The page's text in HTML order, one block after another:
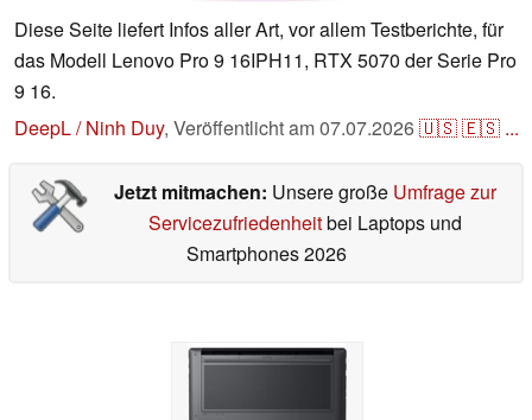
Diese Seite liefert Infos aller Art, vor allem Testberichte, für
das Modell Lenovo Pro 9 16IPH11, RTX 5070 der Serie Pro
9 16.
DeepL / Ninh Duy, Veröffentlicht am07.07.2026🇺🇸🇪🇸 ...
Jetzt mitmachen: Unsere große Umfrage zur
Servicezufriedenheitbei Laptops und
Smartphones 2026